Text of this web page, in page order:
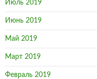
Июль 2019
Июнь 2019
Май 2019
Март 2019
Февраль 2019